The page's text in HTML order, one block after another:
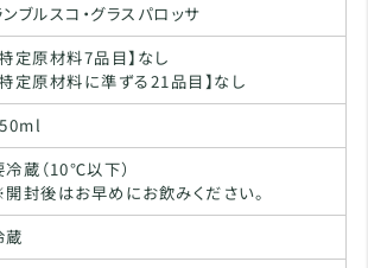
ンブルスコ・グラスパロッサ
特定原材料7品目】なし
特定原材料に準ずる21品目】なし
冷蔵（10℃以下）
封後はお早めにお飲みください。
蔵